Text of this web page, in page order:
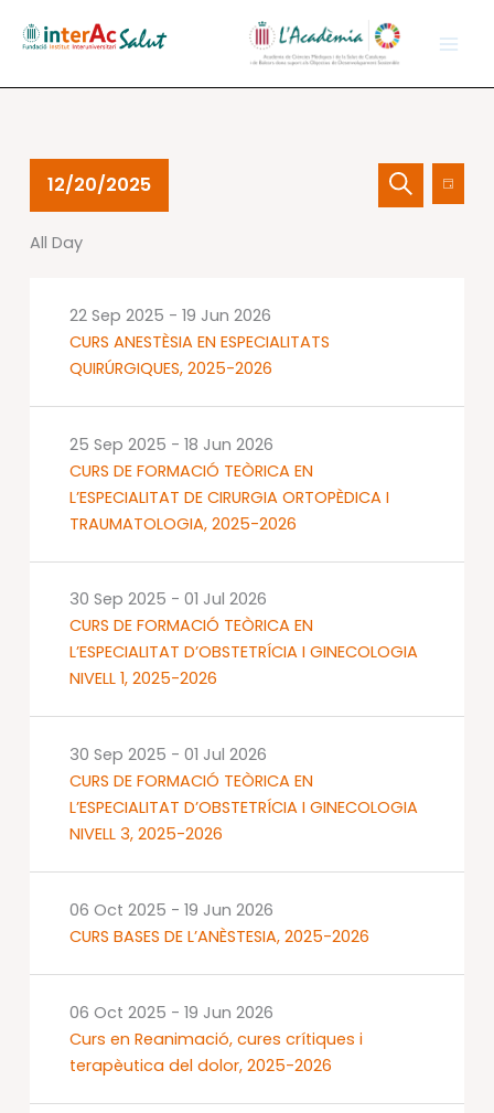
Events
Dec
Events
SearchSearch
Event
Views
Day
12/20/2025
date.
All Day
CURS ANESTÈSIA EN ESPECIALITATS
QUIRÚRGIQUES, 2025-2026
22 Sep 2025 - 19 Jun 2026
CURS DE FORMACIÓ TEÒRICA EN
L’ESPECIALITAT DE CIRURGIA ORTOPÈDICA I
TRAUMATOLOGIA, 2025-2026
25 Sep 2025 - 18 Jun 2026
CURS DE FORMACIÓ TEÒRICA EN
L’ESPECIALITAT D’OBSTETRÍCIA I GINECOLOGIA
NIVELL 1, 2025-2026
30 Sep 2025 - 01 Jul 2026
CURS DE FORMACIÓ TEÒRICA EN
L’ESPECIALITAT D’OBSTETRÍCIA I GINECOLOGIA
NIVELL 3, 2025-2026
30 Sep 2025 - 01 Jul 2026
CURS BASES DE L’ANÈSTESIA, 2025-2026
06 Oct 2025 - 19 Jun 2026
Curs en Reanimació, cures crítiques i
terapèutica del dolor, 2025-2026
06 Oct 2025 - 19 Jun 2026